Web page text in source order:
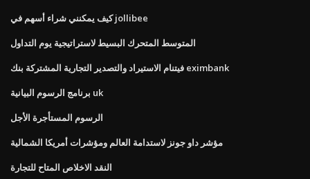
كيف يمكنني شراء أسهم في jollibee
المتوسط ​​المتحرك البسيط لاستراتيجية يوم التداول
فيتنام الاستيراد والتصدير التجارية المشتركة بنك eximbank
برنامج الرسوم البيانية uk
الرسوم المستأجرة الأجل
مؤشر داو جونز لاستدامة العالم ومؤشرات أمريكا الشمالية
النقد الاخلاص المتاح للتجارة